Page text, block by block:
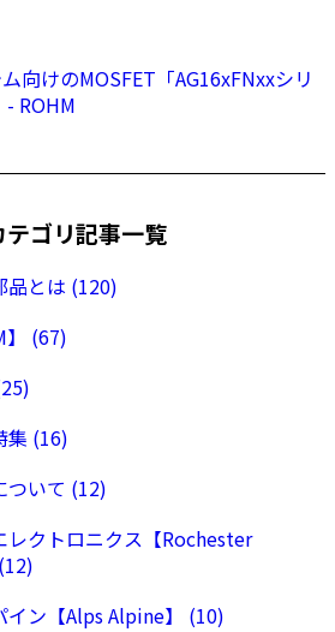
向けのMOSFET「AG16xFNxxシリ
ROHM
テゴリ記事一覧
品とは (120)
】 (67)
集 (16)
ついて (12)
レクトロニクス【Rochester
イン【Alps Alpine】 (10)